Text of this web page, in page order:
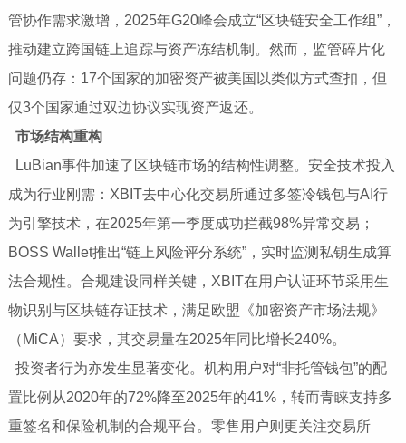
管协作需求激增，2025年G20峰会成立“区块链安全工作组”，
推动建立跨国链上追踪与资产冻结机制。然而，监管碎片化
问题仍存：17个国家的加密资产被美国以类似方式查扣，但
仅3个国家通过双边协议实现资产返还。
市场结构重构
LuBian事件加速了区块链市场的结构性调整。安全技术投入
成为行业刚需：XBIT去中心化交易所通过多签冷钱包与AI行
为引擎技术，在2025年第一季度成功拦截98%异常交易；
BOSS Wallet推出“链上风险评分系统”，实时监测私钥生成算
法合规性。合规建设同样关键，XBIT在用户认证环节采用生
物识别与区块链存证技术，满足欧盟《加密资产市场法规》
（MiCA）要求，其交易量在2025年同比增长240%。
投资者行为亦发生显著变化。机构用户对“非托管钱包”的配
置比例从2020年的72%降至2025年的41%，转而青睐支持多
重签名和保险机制的合规平台。零售用户则更关注交易所